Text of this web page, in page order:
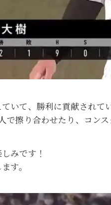
いて、勝利に貢献されて
で擦り合わせたり、コン
みです！
す。